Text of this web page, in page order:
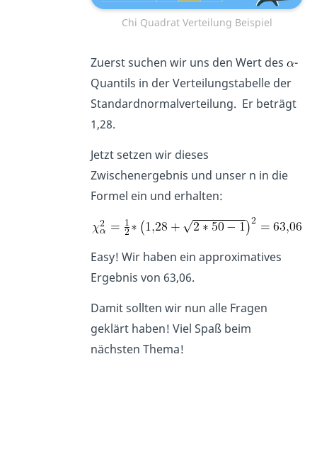
Chi Quadrat Verteilung Beispiel
Zuerst suchen wir uns den Wert des -
Quantils in der Verteilungstabelle der
Standardnormalverteilung. Er beträgt
1,28.
Jetzt setzen wir dieses
Zwischenergebnis und unser n in die
Formel ein und erhalten:
Easy! Wir haben ein approximatives
Ergebnis von 63,06.
Damit sollten wir nun alle Fragen
geklärt haben! Viel Spaß beim
nächsten Thema!